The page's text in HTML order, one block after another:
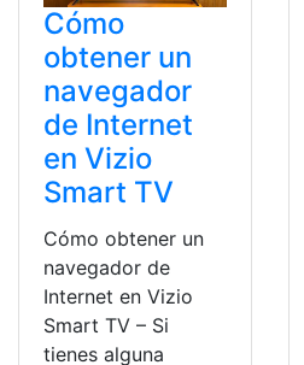
Cómo
obtener un
navegador
de Internet
en Vizio
Smart TV
Cómo obtener un
navegador de
Internet en Vizio
Smart TV – Si
tienes alguna